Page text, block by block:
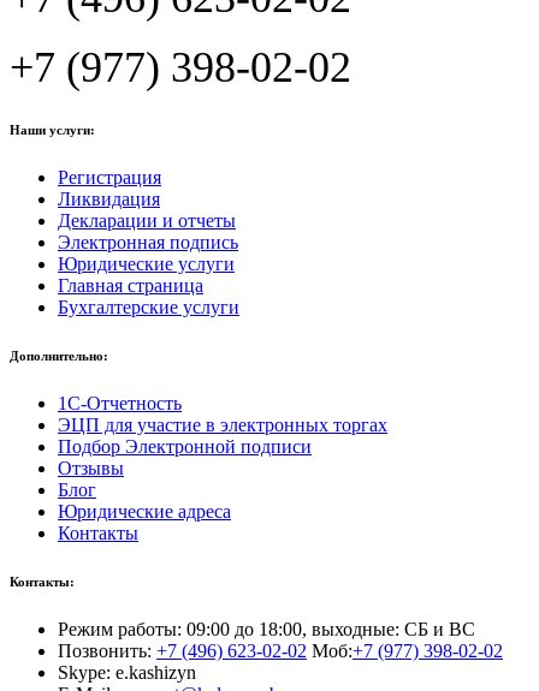
+7 (977) 398-02-02
Наши услуги:
Регистрация
Ликвидация
Декларации и отчеты
Электронная подпись
Юридические услуги
Главная страница
Бухгалтерские услуги
Дополнительно:
1С-Отчетность
ЭЦП для участие в электронных торгах
Подбор Электронной подписи
Отзывы
Блог
Юридические адреса
Контакты
Контакты:
Режим работы: 09:00 до 18:00, выходные: СБ и ВС
Позвонить: +7 (496) 623-02-02 Моб:+7 (977) 398-02-02
Skype: e.kashizyn